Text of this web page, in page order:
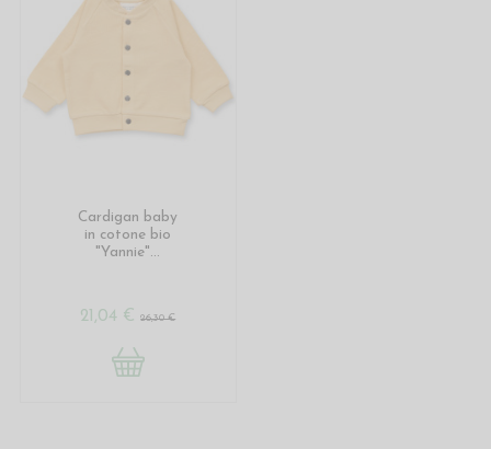
Cardigan baby
in cotone bio
"Yannie"...
21,04 €26,30 €